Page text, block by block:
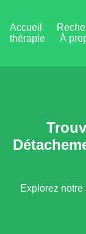
Accueil
thérapie
À
Explorez